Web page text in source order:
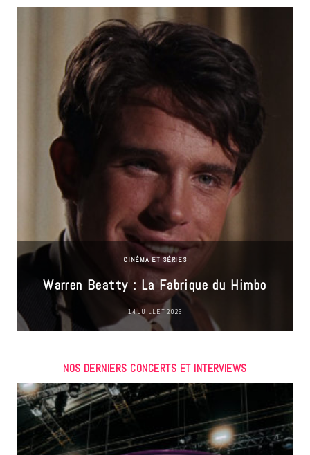
CINÉMA ET SÉRIES
Warren Beatty : La Fabrique du Himbo
14 JUILLET 2026
NOS DERNIERS CONCERTS ET INTERVIEWS